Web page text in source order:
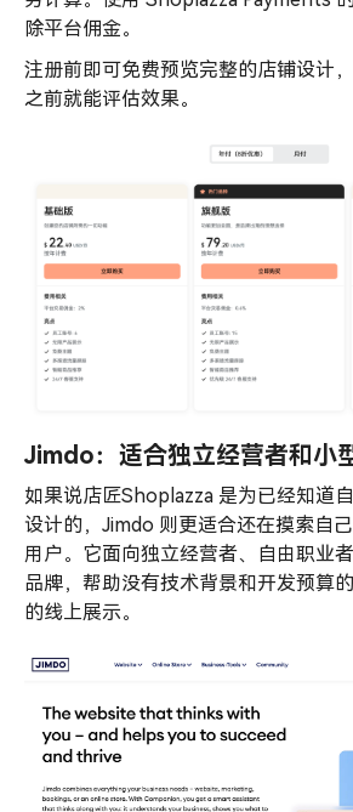
除平台佣金。
注册前即可免费预览完整的店铺设计
之前就能评估效果。
Jimdo：适合独立经营者和小
如果说店匠Shoplazza 是为已经知道
设计的，Jimdo 则更适合还在摸索自
用户。它面向独立经营者、自由职业
品牌，帮助没有技术背景和开发预算
的线上展示。